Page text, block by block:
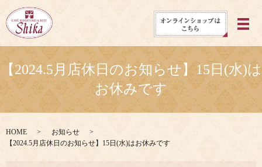
メ
【2024.5月店休日のお知らせ】15日(水)は
お休みです
HOME
お知らせ
【2024.5月店休日のお知らせ】15日(水)はお休みです